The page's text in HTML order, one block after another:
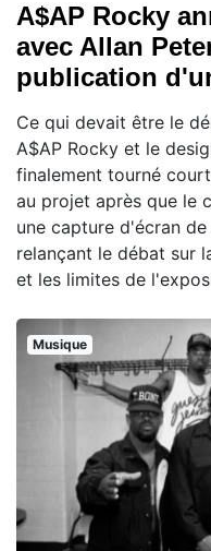
A$AP Rocky
avec Allan
publication
Ce qui devait être le
A$AP Rocky et le
finalement tourné
au projet après que le
une capture d'écran
relançant le débat sur
et les limites de
Musique